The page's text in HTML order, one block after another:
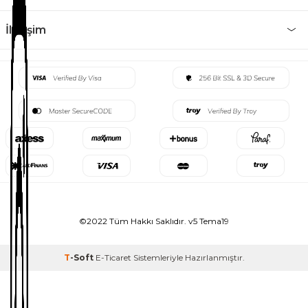
İletişim
©2022 Tüm Hakkı Saklıdır. v5 Tema19
T-Soft E-Ticaret Sistemleriyle Hazırlanmıştır.